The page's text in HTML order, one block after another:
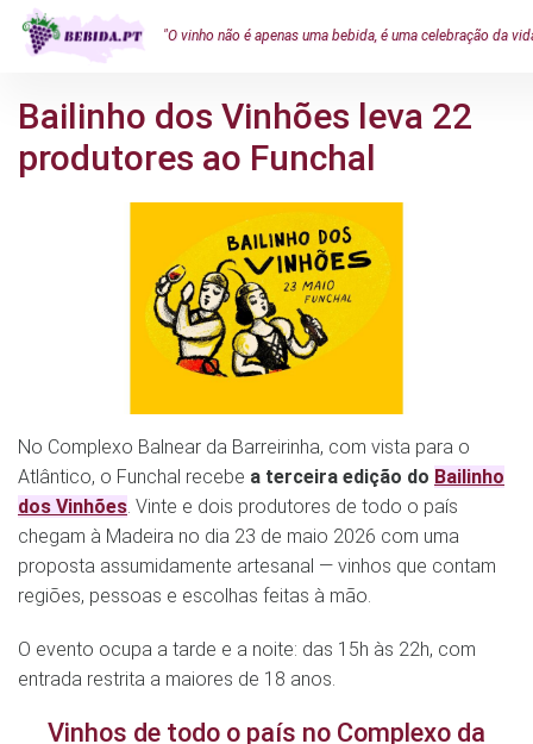
"O vinho não é apenas uma bebida, é uma celebração da
Bailinho dos Vinhões leva 22
produtores ao Funchal
No Complexo Balnear da Barreirinha, com vista para o
Atlântico, o Funchal recebe a terceira edição do Bailinho
dos Vinhões . Vinte e dois produtores de todo o país
chegam à Madeira no dia 23 de maio 2026 com uma
proposta assumidamente artesanal — vinhos que contam
regiões, pessoas e escolhas feitas à mão.
O evento ocupa a tarde e a noite: das 15h às 22h, com
entrada restrita a maiores de 18 anos.
Vinhos de todo o país no Complexo da